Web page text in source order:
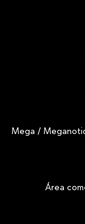
Mega /
Área